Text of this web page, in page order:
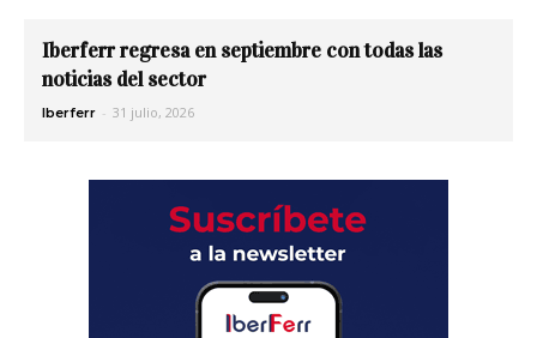
Iberferr regresa en septiembre con todas las
noticias del sector
Iberferr - 31 julio, 2026